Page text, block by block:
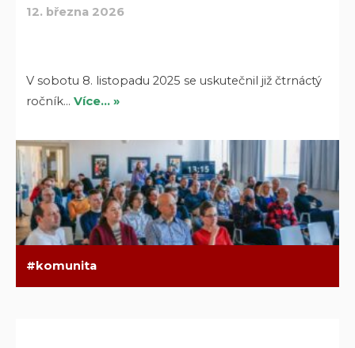
12. března 2026
V sobotu 8. listopadu 2025 se uskutečnil již čtrnáctý
ročník…Více… »
komunita